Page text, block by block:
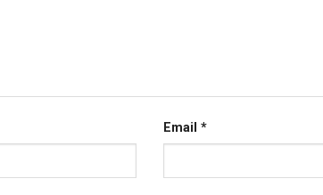
Email *